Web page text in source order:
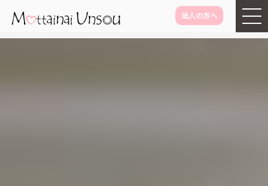
メインコンテンツに移動
法人の方へ